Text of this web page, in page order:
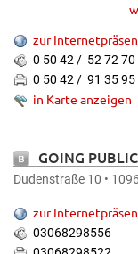
zur
0 50 42 / 52 72 70
0 50 42 / 91 35 95
in Karte anzeigen
GOING
Dudenstraße 10 •
zur
03068298556